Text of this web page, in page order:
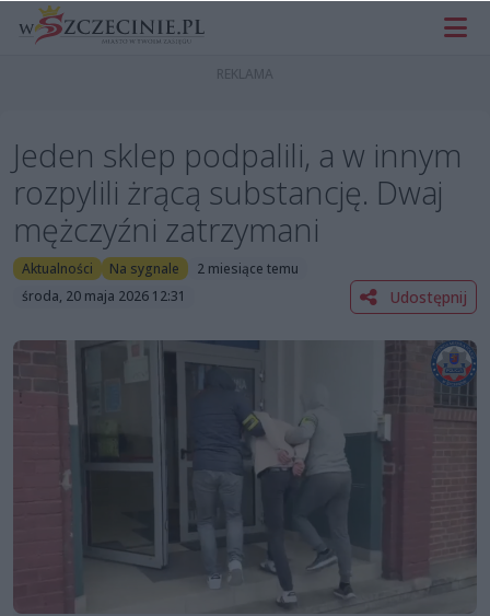
Jeden sklep podpalili, a w innym
rozpylili żrącą substancję. Dwaj
mężczyźni zatrzymani
Aktualności Na sygnale
2 miesiące temu
środa, 20 maja 2026 12:31
Udostępnij